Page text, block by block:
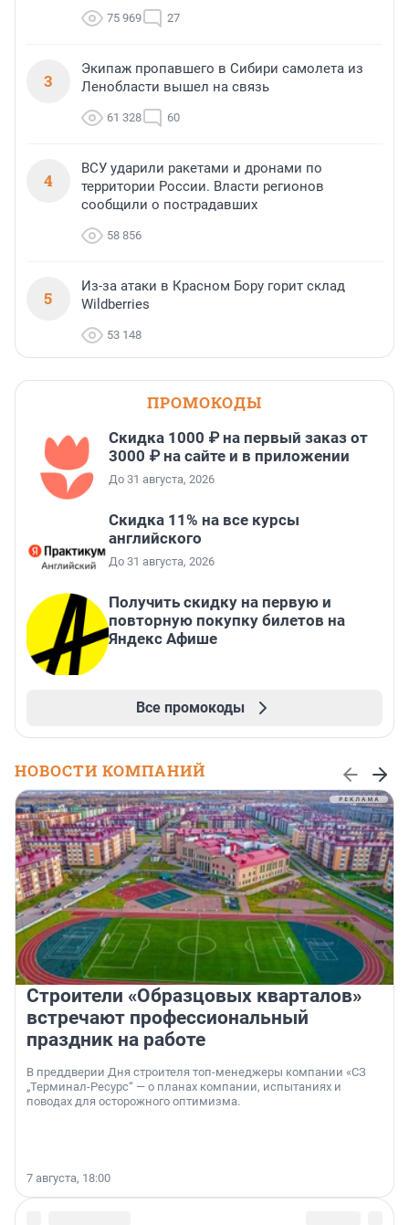
75 969 27
3
Экипаж пропавшего в Сибири самолета из
Ленобласти вышел на связь
61 328 60
4
ВСУ ударили ракетами и дронами по
территории России. Власти регионов
сообщили о пострадавших
58 856
5
Из-за атаки в Красном Бору горит склад
Wildberries
53 148
ПРОМОКОДЫ
Скидка 1000 ₽ на первый заказ от
3000 ₽ на сайте и в приложении
До 31 августа, 2026
Скидка 11% на все курсы
английского
До 31 августа, 2026
Получить скидку на первую и
повторную покупку билетов на
Яндекс Афише
Все промокоды
НОВОСТИ КОМПАНИЙ
Строители «Образцовых кварталов»
встречают профессиональный
праздник на работе
В преддверии Дня строителя топ-менеджеры компании «СЗ
„Терминал-Ресурс“ — о планах компании, испытаниях и
поводах для осторожного оптимизма.
7 августа, 18:00